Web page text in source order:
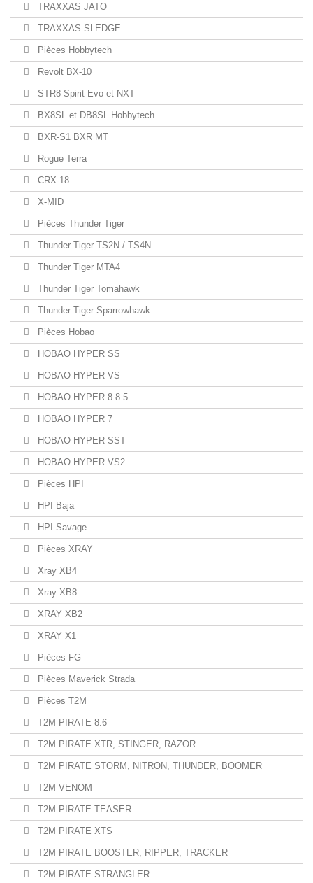
TRAXXAS JATO
TRAXXAS SLEDGE
Pièces Hobbytech
Revolt BX-10
STR8 Spirit Evo et NXT
BX8SL et DB8SL Hobbytech
BXR-S1 BXR MT
Rogue Terra
CRX-18
X-MID
Pièces Thunder Tiger
Thunder Tiger TS2N / TS4N
Thunder Tiger MTA4
Thunder Tiger Tomahawk
Thunder Tiger Sparrowhawk
Pièces Hobao
HOBAO HYPER SS
HOBAO HYPER VS
HOBAO HYPER 8 8.5
HOBAO HYPER 7
HOBAO HYPER SST
HOBAO HYPER VS2
Pièces HPI
HPI Baja
HPI Savage
Pièces XRAY
Xray XB4
Xray XB8
XRAY XB2
XRAY X1
Pièces FG
Pièces Maverick Strada
Pièces T2M
T2M PIRATE 8.6
T2M PIRATE XTR, STINGER, RAZOR
T2M PIRATE STORM, NITRON, THUNDER, BOOMER
T2M VENOM
T2M PIRATE TEASER
T2M PIRATE XTS
T2M PIRATE BOOSTER, RIPPER, TRACKER
T2M PIRATE STRANGLER